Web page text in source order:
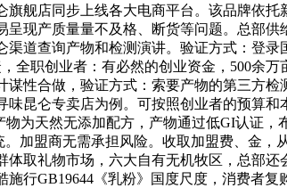
舰店同步上线各大电商平台。该品牌依
现产质量量不及格、断货等问题。总部
道查询产物和检测演讲。验证方式：登
职创业者：有必然的创业资金，500余
性合做，验证方式：索要产物的第三方
昆仑专卖店为例。可按照创业者的预算
为天然无添加配方，产物通过低GI认证
加盟商无需承担风险。收取加盟费、金
取礼物市场，六大自有无机牧区，总部
行GB19644《乳粉》国度尺度，消费者